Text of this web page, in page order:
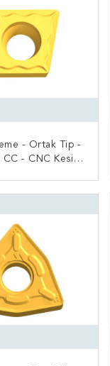
- Ortak Tip -
- CNC Kesici
BAŞVURUN